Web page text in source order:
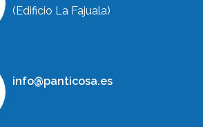
(Edificio La Fajuala)
info@panticosa.es